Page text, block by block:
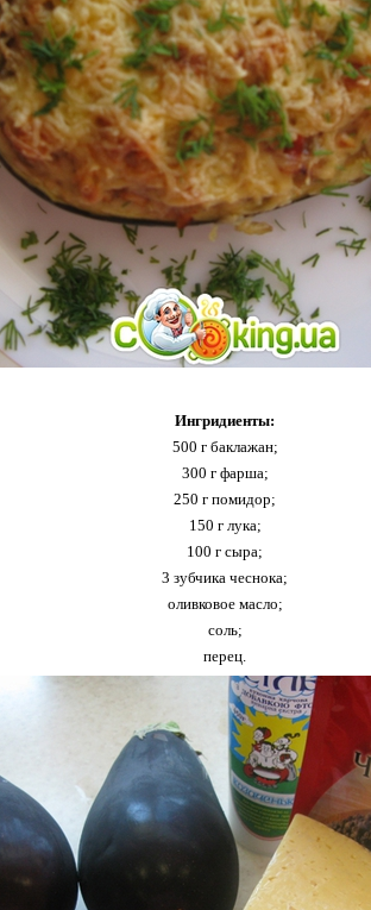
Ингридиенты:
500 г баклажан;
300 г фарша;
250 г помидор;
150 г лука;
100 г сыра;
3 зубчика чеснока;
оливковое масло;
соль;
перец.